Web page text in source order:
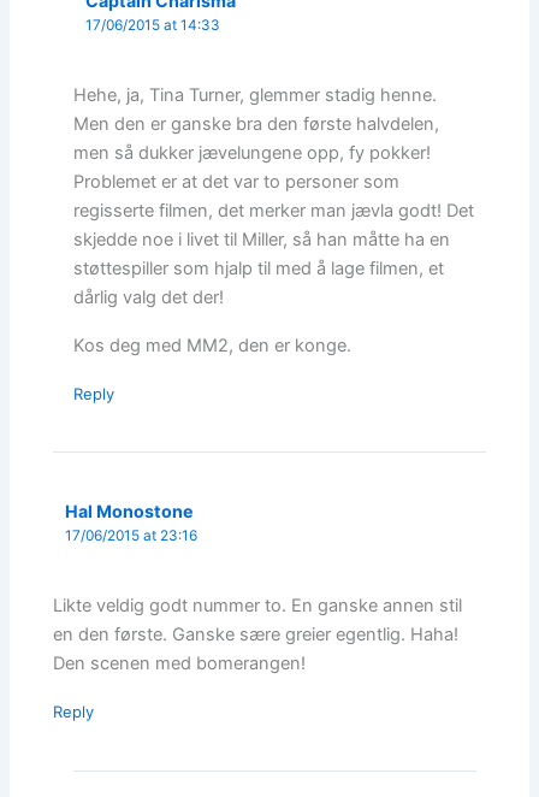
17/06/2015 at 14:33
Hehe, ja, Tina Turner, glemmer stadig henne.
Men den er ganske bra den første halvdelen,
men så dukker jævelungene opp, fy pokker!
Problemet er at det var to personer som
regisserte filmen, det merker man jævla godt! Det
skjedde noe i livet til Miller, så han måtte ha en
støttespiller som hjalp til med å lage filmen, et
dårlig valg det der!
Kos deg med MM2, den er konge.
Reply
Hal Monostone
17/06/2015 at 23:16
Likte veldig godt nummer to. En ganske annen stil
en den første. Ganske sære greier egentlig. Haha!
Den scenen med bomerangen!
Reply